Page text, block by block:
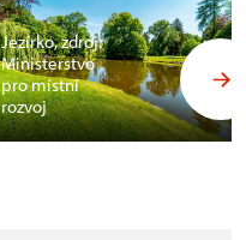
Jezírko, zdroj:
Ministerstvo
pro místní
rozvoj